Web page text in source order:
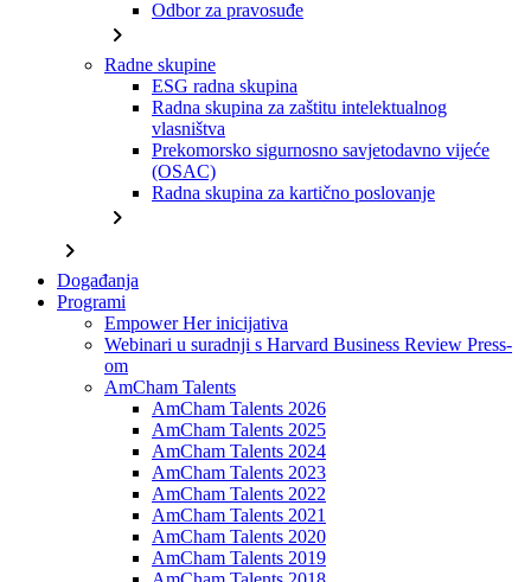
Odbor za pravosuđe
chevron_right
Radne skupine
ESG radna skupina
Radna skupina za zaštitu intelektualnog
vlasništva
Prekomorsko sigurnosno savjetodavno vijeće
(OSAC)
Radna skupina za kartično poslovanje
chevron_right
chevron_right
Događanja
Programi
Empower Her inicijativa
Webinari u suradnji s Harvard Business Review Press-
om
AmCham Talents
AmCham Talents 2026
AmCham Talents 2025
AmCham Talents 2024
AmCham Talents 2023
AmCham Talents 2022
AmCham Talents 2021
AmCham Talents 2020
AmCham Talents 2019